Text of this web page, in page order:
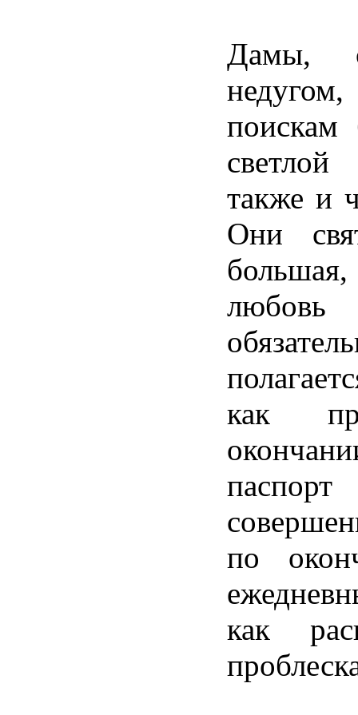
Дамы,
недугом
поискам
светлой
также и
Они
большая
любовь
как
паспорт
по
как